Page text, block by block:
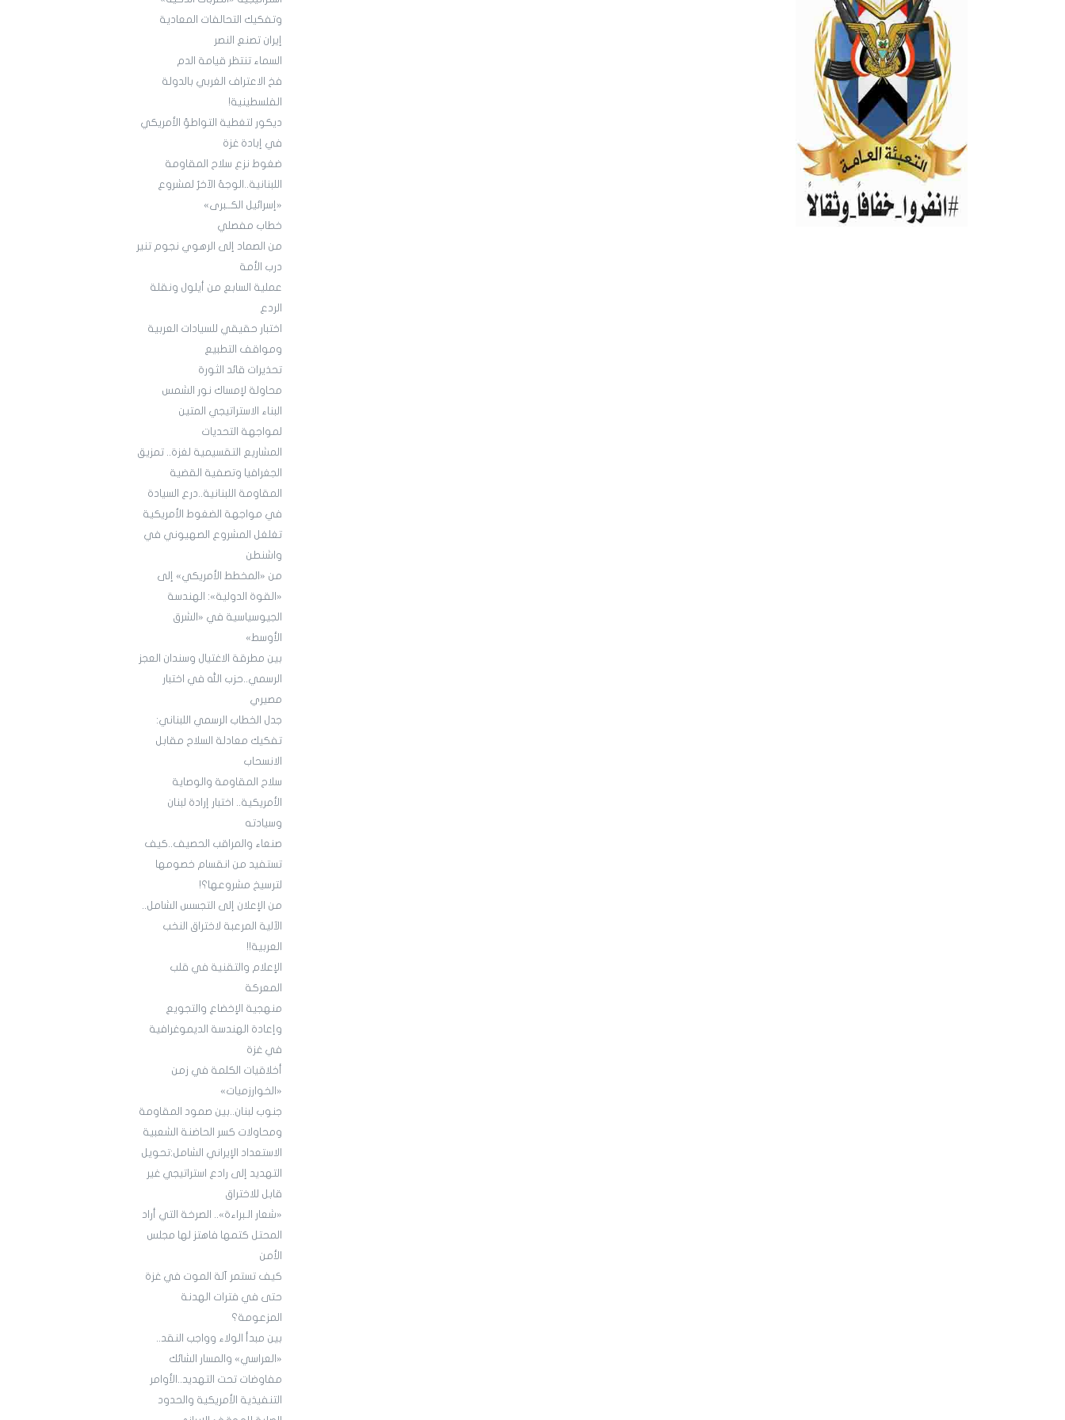
وتفكيك التحالفات المعادية
إيران تصنع النصر
السماء تنتظر قيامة الدم
فخ الاعتراف الغربي بالدولة
الفلسطينية!
ديكور لتغطية التواطؤ الأمريكي
في إبادة غزة
ضغوط نزع سلاح المقاومة
اللبنانية..الوجهُ الآخرُ لمشروع
«إسرائيل الكــبرى»
خطاب مفصلي
من الصماد إلى الرهوي نجوم تنير
درب الأمة
عملية السابع من أيلول ونقلة
الردع
اختبار حقيقي للسيادات العربية
ومواقف التطبيع
تحذيرات قائد الثورة
محاولة لإمساك نور الشمس
البناء الاستراتيجي المتين
لمواجهة التحديات
المشاريع التقسيمية لغزة.. تمزيق
الجغرافيا وتصفية القضية
المقاومة اللبنانية..درع السيادة
في مواجهة الضغوط الأمريكية
تغلغل المشروع الصهيوني في
واشنطن
من «المخطط الأمريكي» إلى
«القوة الدولية»: الهندسة
الجيوسياسية في «الشرق
الأوسط»
بين مطرقة الاغتيال وسندان العجز
الرسمي..حزب الله في اختبار
مصيري
جدل الخطاب الرسمي اللبناني:
تفكيك معادلة السلاح مقابل
الانسحاب
سلاح المقاومة والوصاية
الأمريكية.. اختبار إرادة لبنان
وسيادته
صنعاء والمراقب الحصيف..كيف
تستفيد من انقسام خصومها
لترسيخ مشروعها؟!
من الإعلان إلى التجسس الشامل..
الآلية المرعبة لاختراق النخب
العربية!!
الإعلام والتقنية في قلب
المعركة
منهجية الإخضاع والتجويع
وإعادة الهندسة الديموغرافية
في غزة
أخلاقيات الكلمة في زمن
«الخوارزميات»
جنوب لبنان..بين صمود المقاومة
ومحاولات كسر الحاضنة الشعبية
الاستعداد الإيراني الشامل:تحويل
التهديد إلى رادع استراتيجي غير
قابل للاختراق
«شعار الـبراءة».. الصرخة التي أراد
المحتل كتمها فاهتز لها مجلس
الأمن
كيف تستمر آلة الموت في غزة
حتى في فترات الهدنة
المزعومة؟
بين مبدأ الولاء وواجب النقد..
«العراسي» والمسار الشائك
مفاوضات تحت التهديد..الأوامر
التنفيذية الأمريكية والحدود